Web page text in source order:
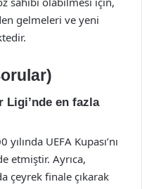
gelmeleri ve yeni
Ligi’nde en fazla
UEFA Kupası’nı
etmiştir. Ayrıca,
çeyrek finale çıkarak